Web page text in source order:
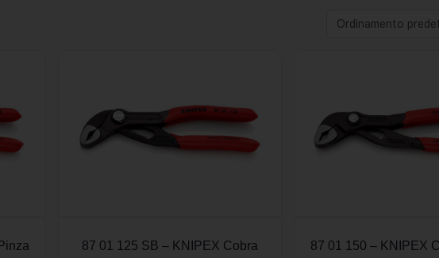
87 01 125 SB – KNIPEX Cobra
87 01 150 – KNIPEX